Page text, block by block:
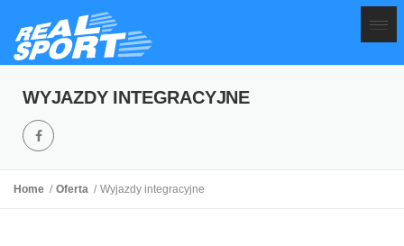
WYJAZDY INTEGRACYJNE
Home Oferta Wyjazdy integracyjne